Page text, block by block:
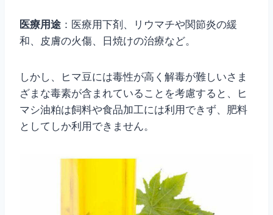
医療用途 ：医療用下剤、リウマチや関節炎の緩
和、皮膚の火傷、日焼けの治療など。
しかし、ヒマ豆には毒性が高く解毒が難しいさま
ざまな毒素が含まれていることを考慮すると、ヒ
マシ油粕は飼料や食品加工には利用できず、肥料
としてしか利用できません。